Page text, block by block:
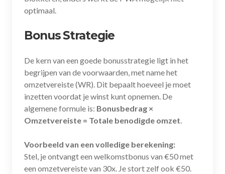
optimaal.
Bonus Strategie
De kern van een goede bonusstrategie ligt in het
begrijpen van de voorwaarden, met name het
omzetvereiste (WR). Dit bepaalt hoeveel je moet
inzetten voordat je winst kunt opnemen. De
algemene formule is: Bonusbedrag ×
Omzetvereiste = Totale benodigde omzet.
Voorbeeld van een volledige berekening:
Stel, je ontvangt een welkomstbonus van €50 met
een omzetvereiste van 30x. Je stort zelf ook €50.